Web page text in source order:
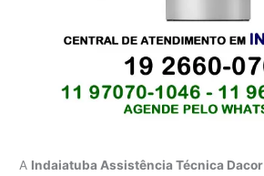
A Indaiatuba Assistência Técnica Dacor